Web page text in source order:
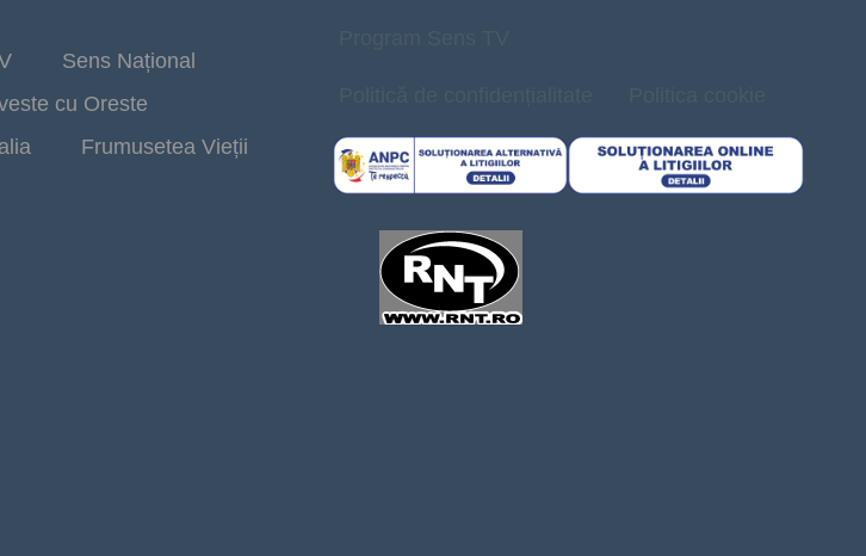
Sens Național
cu Oreste
Frumusetea Vieții